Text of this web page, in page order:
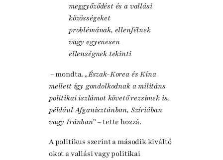
meggyőződést és a vallási
közösségeket
problémának, ellenfélnek
vagy egyenesen
ellenségnek tekinti
– mondta.„Észak-Korea és Kína
mellett így gondolkodnak a militáns
politikai iszlámot követő rezsimek is,
például Afganisztánban, Szíriában
vagy Iránban”– tette hozzá.
A politikus szerint a második kiváltó
okot a vallási vagy politikai